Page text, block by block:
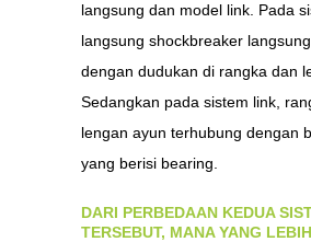
langsung dan model link. Pada
langsung shockbreaker
dengan dudukan di rangka dan
Sedangkan pada sistem link,
lengan ayun terhubung dengan
yang berisi bearing.
DARI PERBEDAAN KEDUA
TERSEBUT, MANA YANG